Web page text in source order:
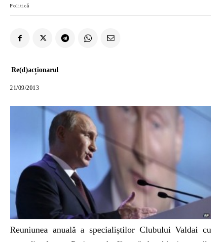
Politică
Re(d)acționarul
21/09/2013
Reuniunea anuală a specialiștilor Clubului Valdai cu